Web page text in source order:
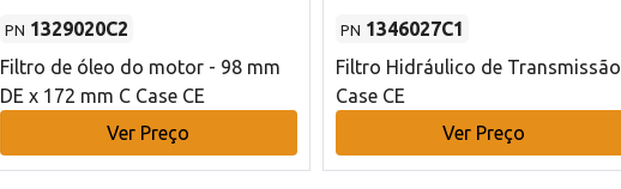
PN 1329020C2
Filtro de óleo do motor - 98 mm
DE x 172 mm C Case CE
Ver Preço
PN 1346027C1
Filtro Hidráulico de Transmissão
Case CE
Ver Preço